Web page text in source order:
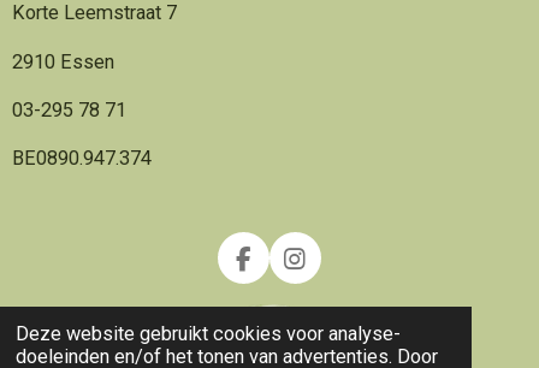
Deze website gebruikt cookies voor analyse-
doeleinden en/of het tonen van advertenties. Door
Korte Leemstraat 7
2910 Essen
03-295 78 71
BE0890.947.374
F
a
c
e
b
I
n
s
t
a